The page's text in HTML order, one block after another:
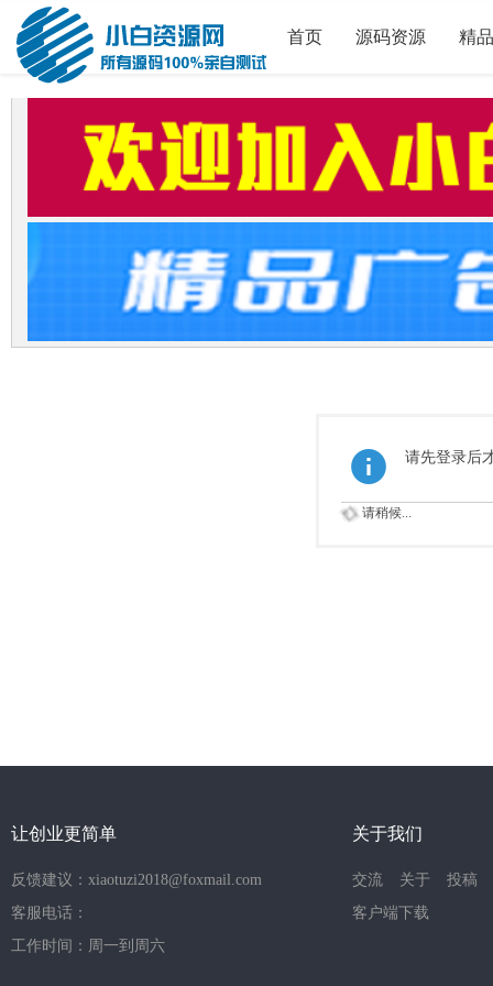
首页 源码资源 精
请先登录后
请稍候...
让创业更简单
反馈建议：xiaotuzi2018@foxmail.com
客服电话：
工作时间：周一到周六
关于我们
交流 关于
投稿
客户端下载